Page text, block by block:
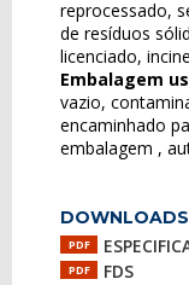
reprocessado,
de resíduos
licenciado,
Embalagem
vazio,
encaminhado
embalagem ,
DOWNLOADS
PDF
PDF FDS